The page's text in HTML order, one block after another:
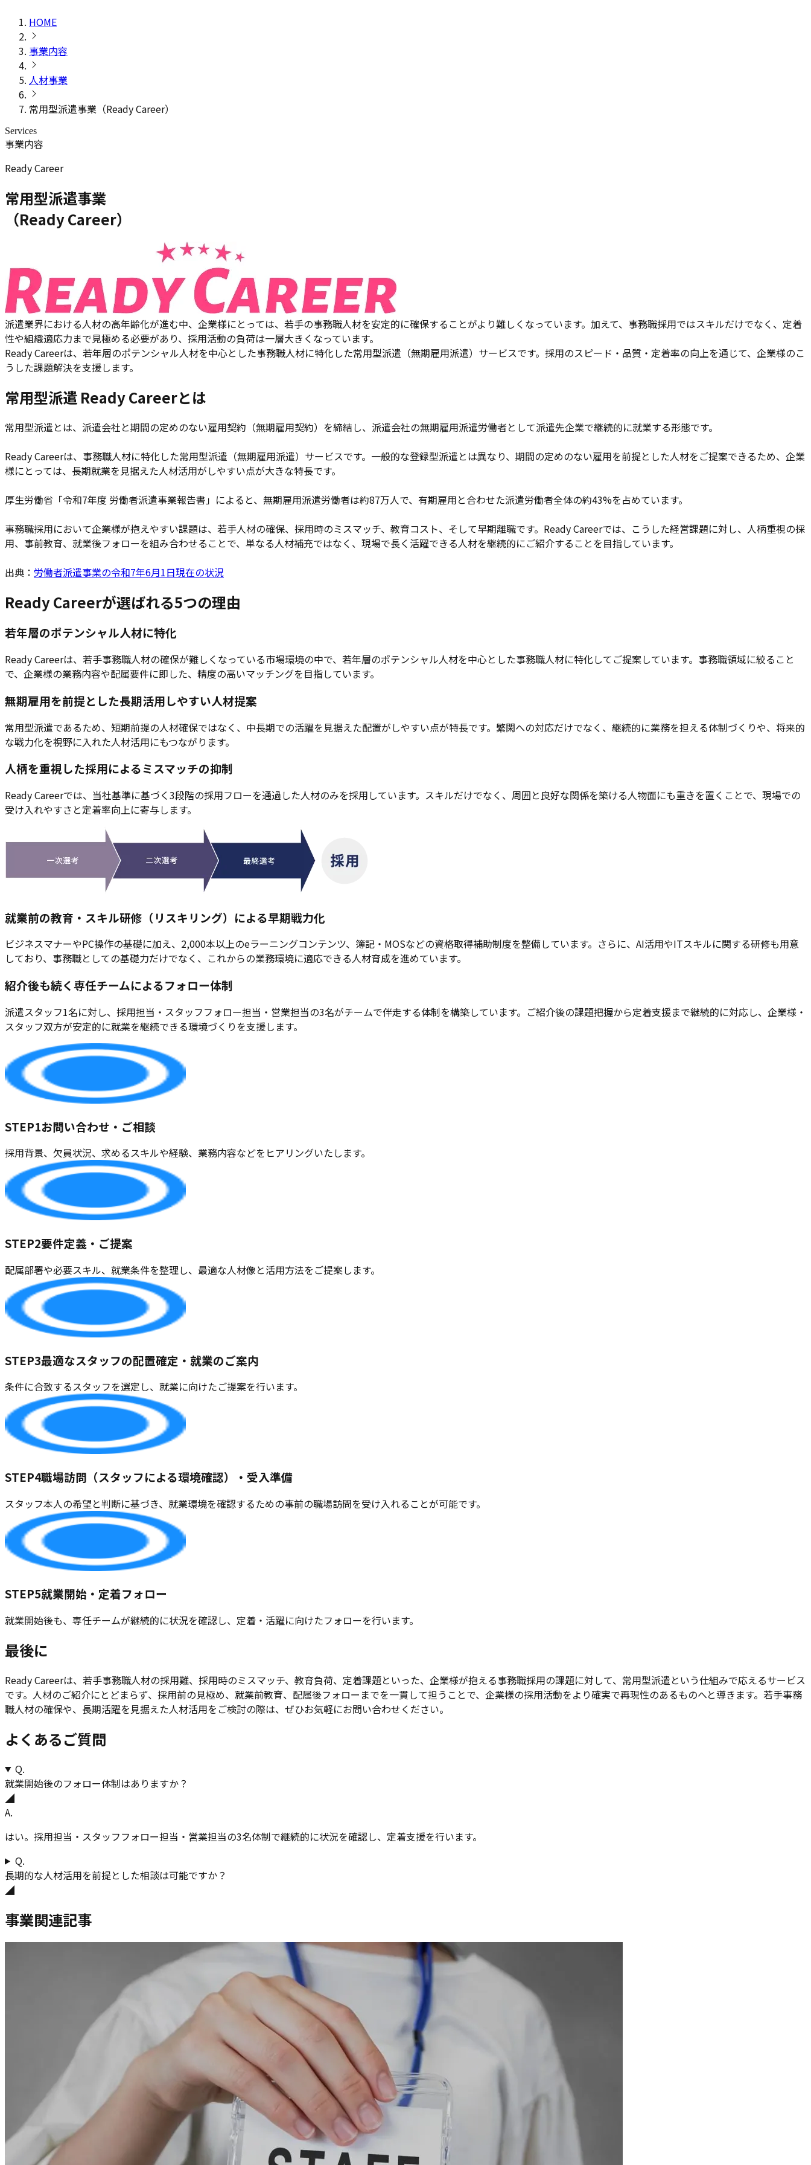
HOME
事業内容
人材事業
常用型派遣事業（Ready Career）
Services
事業内容
Ready Career
常用型派遣事業
（Ready Career）
派遣業界における人材の高年齢化が進む中、企業様にとっては、若手の事務職人材を安定的に確保することがより難しくなっています。加えて、事務職採用ではスキルだけでなく、定着
性や組織適応力まで見極める必要があり、採用活動の負荷は一層大きくなっています。
Ready Careerは、若年層のポテンシャル人材を中心とした事務職人材に特化した常用型派遣（無期雇用派遣）サービスです。採用のスピード・品質・定着率の向上を通じて、企業様のこ
うした課題解決を支援します。
常用型派遣 Ready Careerとは
常用型派遣とは、派遣会社と期間の定めのない雇用契約（無期雇用契約）を締結し、派遣会社の無期雇用派遣労働者として派遣先企業で継続的に就業する形態です。
Ready Careerは、事務職人材に特化した常用型派遣（無期雇用派遣）サービスです。一般的な登録型派遣とは異なり、期間の定めのない雇用を前提とした人材をご提案できるため、企業
様にとっては、長期就業を見据えた人材活用がしやすい点が大きな特長です。
厚生労働省「令和7年度 労働者派遣事業報告書」によると、無期雇用派遣労働者は約87万人で、有期雇用と合わせた派遣労働者全体の約43%を占めています。
事務職採用において企業様が抱えやすい課題は、若手人材の確保、採用時のミスマッチ、教育コスト、そして早期離職です。Ready Careerでは、こうした経営課題に対し、人柄重視の採
用、事前教育、就業後フォローを組み合わせることで、単なる人材補充ではなく、現場で長く活躍できる人材を継続的にご紹介することを目指しています。
出典： 労働者派遣事業の令和7年6月1日現在の状況
Ready Careerが選ばれる5つの理由
若年層のポテンシャル人材に特化
Ready Careerは、若手事務職人材の確保が難しくなっている市場環境の中で、若年層のポテンシャル人材を中心とした事務職人材に特化してご提案しています。事務職領域に絞ること
で、企業様の業務内容や配属要件に即した、精度の高いマッチングを目指しています。
無期雇用を前提とした長期活用しやすい人材提案
常用型派遣であるため、短期前提の人材確保ではなく、中長期での活躍を見据えた配置がしやすい点が特長です。繁閑への対応だけでなく、継続的に業務を担える体制づくりや、将来的
な戦力化を視野に入れた人材活用にもつながります。
人柄を重視した採用によるミスマッチの抑制
Ready Careerでは、当社基準に基づく3段階の採用フローを通過した人材のみを採用しています。スキルだけでなく、周囲と良好な関係を築ける人物面にも重きを置くことで、現場での
受け入れやすさと定着率向上に寄与します。
就業前の教育・スキル研修（リスキリング）による早期戦力化
ビジネスマナーやPC操作の基礎に加え、2,000本以上のeラーニングコンテンツ、簿記・MOSなどの資格取得補助制度を整備しています。さらに、AI活用やITスキルに関する研修も用意
しており、事務職としての基礎力だけでなく、これからの業務環境に適応できる人材育成を進めています。
紹介後も続く専任チームによるフォロー体制
派遣スタッフ1名に対し、採用担当・スタッフフォロー担当・営業担当の3名がチームで伴走する体制を構築しています。ご紹介後の課題把握から定着支援まで継続的に対応し、企業様・
スタッフ双方が安定的に就業を継続できる環境づくりを支援します。
STEP1お問い合わせ・ご相談
採用背景、欠員状況、求めるスキルや経験、業務内容などをヒアリングいたします。
STEP2要件定義・ご提案
配属部署や必要スキル、就業条件を整理し、最適な人材像と活用方法をご提案します。
STEP3最適なスタッフの配置確定・就業のご案内
条件に合致するスタッフを選定し、就業に向けたご提案を行います。
STEP4職場訪問（スタッフによる環境確認）・受入準備
スタッフ本人の希望と判断に基づき、就業環境を確認するための事前の職場訪問を受け入れることが可能です。
STEP5就業開始・定着フォロー
就業開始後も、専任チームが継続的に状況を確認し、定着・活躍に向けたフォローを行います。
最後に
Ready Careerは、若手事務職人材の採用難、採用時のミスマッチ、教育負荷、定着課題といった、企業様が抱える事務職採用の課題に対して、常用型派遣という仕組みで応えるサービス
です。人材のご紹介にとどまらず、採用前の見極め、就業前教育、配属後フォローまでを一貫して担うことで、企業様の採用活動をより確実で再現性のあるものへと導きます。若手事務
職人材の確保や、長期活躍を見据えた人材活用をご検討の際は、ぜひお気軽にお問い合わせください。
よくあるご質問
Q.
就業開始後のフォロー体制はありますか？
◢
A.
はい。採用担当・スタッフフォロー担当・営業担当の3名体制で継続的に状況を確認し、定着支援を行います。
Q.
長期的な人材活用を前提とした相談は可能ですか？
◢
事業関連記事